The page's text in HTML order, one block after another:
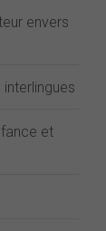
envers
et